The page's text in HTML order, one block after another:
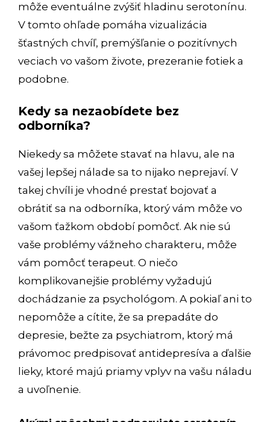
môže eventuálne zvýšiť hladinu serotonínu.
V tomto ohľade pomáha vizualizácia
šťastných chvíľ, premýšľanie o pozitívnych
veciach vo vašom živote, prezeranie fotiek a
podobne.
Kedy sa nezaobídete bez
odborníka?
Niekedy sa môžete stavať na hlavu, ale na
vašej lepšej nálade sa to nijako neprejaví. V
takej chvíli je vhodné prestať bojovať a
obrátiť sa na odborníka, ktorý vám môže vo
vašom ťažkom období pomôcť. Ak nie sú
vaše problémy vážneho charakteru, môže
vám pomôcť terapeut. O niečo
komplikovanejšie problémy vyžadujú
dochádzanie za psychológom. A pokiaľ ani to
nepomôže a cítite, že sa prepadáte do
depresie, bežte za psychiatrom, ktorý má
právomoc predpisovať antidepresíva a ďalšie
lieky, ktoré majú priamy vplyv na vašu náladu
a uvoľnenie.